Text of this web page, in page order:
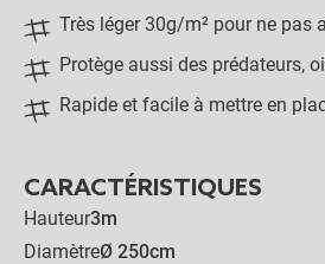
Très léger 30g/m² pour ne pas
Protège aussi des prédateurs,
Rapide et facile à mettre en
CARACTÉRISTIQUES
Hauteur3m
DiamètreØ 250cm